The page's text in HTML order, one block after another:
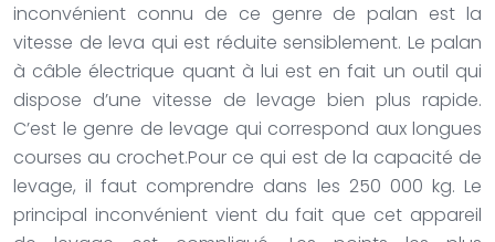
inconvénient connu de ce genre de palan est la
vitesse de leva qui est réduite sensiblement. Le palan
à câble électrique quant à lui est en fait un outil qui
dispose d’une vitesse de levage bien plus rapide.
C’est le genre de levage qui correspond aux longues
courses au crochet.Pour ce qui est de la capacité de
levage, il faut comprendre dans les 250 000 kg. Le
principal inconvénient vient du fait que cet appareil